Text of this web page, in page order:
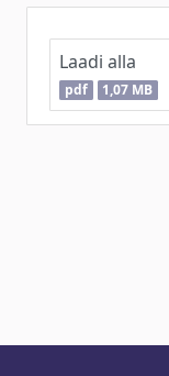
Laadi alla
pdf 1,07 MB